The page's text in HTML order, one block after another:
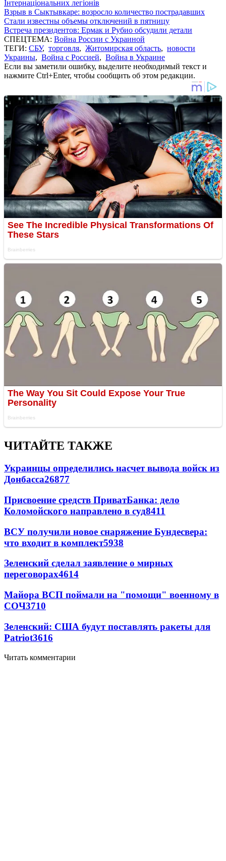
Інтернаціональних легіонів
Взрыв в Сыктывкаре: возросло количество пострадавших
Стали известны объемы отключений в пятницу
Встреча президентов: Ермак и Рубио обсудили детали
СПЕЦТЕМА: Война России с Украиной
ТЕГИ: СБУ, торговля, Житомирская область, новости
Украины, Война с Россией, Война в Украине
Если вы заметили ошибку, выделите необходимый текст и
нажмите Ctrl+Enter, чтобы сообщить об этом редакции.
ЧИТАЙТЕ ТАКЖЕ
Украинцы определились насчет вывода войск из
Донбасса26877
Присвоение средств ПриватБанка: дело
Коломойского направлено в суд8411
ВСУ получили новое снаряжение Бундесвера:
что входит в комплект5938
Зеленский сделал заявление о мирных
переговорах4614
Майора ВСП поймали на "помощи" военному в
СОЧ3710
Зеленский: США будут поставлять ракеты для
Patriot3616
Читать комментарии